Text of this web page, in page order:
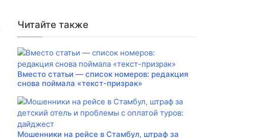
Читайте также
Вместо статьи — список номеров: редакция
снова поймала «текст-призрак»
Мошенники на рейсе в Стамбул, штраф за